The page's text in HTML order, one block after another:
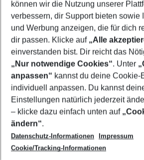
Last Minute Deutschland
Urlaub Deutschland
Footer
Footer navigation
Über uns
AGB
Bestpreisgarantie
Cookie-Einstellungen ändern
Cookie-Richtlinie
Agenturbetreuung
Barrierefreies Reisen
Folge uns
können wir die Nutzung unserer
verbessern, dir Support bieten sowie
und Werbung anzeigen, die für dich
dir passen. Klicke auf „Alle
einverstanden bist. Dir reicht das
„Nur notwendige Cookies“. Unter
anpassen“ kannst du deine Cookie-
individuell anpassen. Du kannst
Einstellungen natürlich jederzeit
– klicke dazu einfach unten auf
ändern“.
Datenschutz-Informationen
Impressum
Cookie/Tracking-Informationen